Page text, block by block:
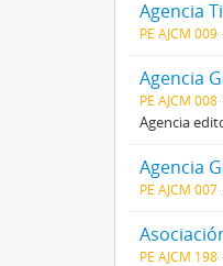
Agencia
PE AJCM 009
Agencia
PE AJCM 008
Agencia
Agencia
PE AJCM 007
PE AJCM 198